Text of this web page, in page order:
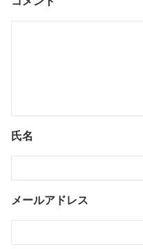
氏名
メールアドレス